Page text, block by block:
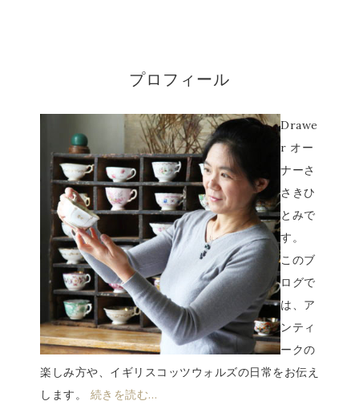
プロフィール
Drawe
r オー
ナーさ
さきひ
とみで
す。
このブ
ログで
は、ア
ンティ
ークの
楽しみ方や、イギリスコッツウォルズの日常をお伝え
します。 続きを読む…